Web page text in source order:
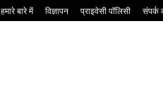
हमारे बारे में विज्ञापन प्राइवेसी पॉलिसी संपर्क